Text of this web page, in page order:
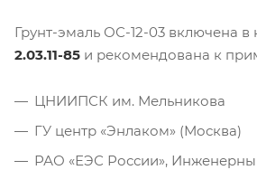
Грунт-эмаль ОС-12-03 включена
2.03.11-85 и рекомендована к
ЦНИИПСК им. Мельникова
ГУ центр «Энлаком» (Москва)
РАО «ЕЭС России»,